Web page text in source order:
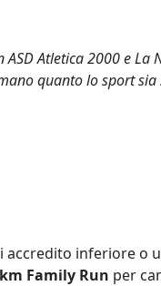
Atletica 2000 e La
quanto lo sport
inferiore o
Family Run per